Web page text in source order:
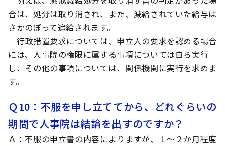
合は、処分は取り消され、また、減給されていた給与は
さかのぼって追給されます。
行政措置要求については、申立人の要求を認める場合
には、人事院の権限に属する事項については自ら実行
し、その他の事項については、関係機関に実行を求めま
す。
Ｑ10 ：不服を申し立ててから、どれぐらいの
期間で人事院は結論を出すのですか？
Ａ ：不服の申立書の内容によりますが、１～２か月程度